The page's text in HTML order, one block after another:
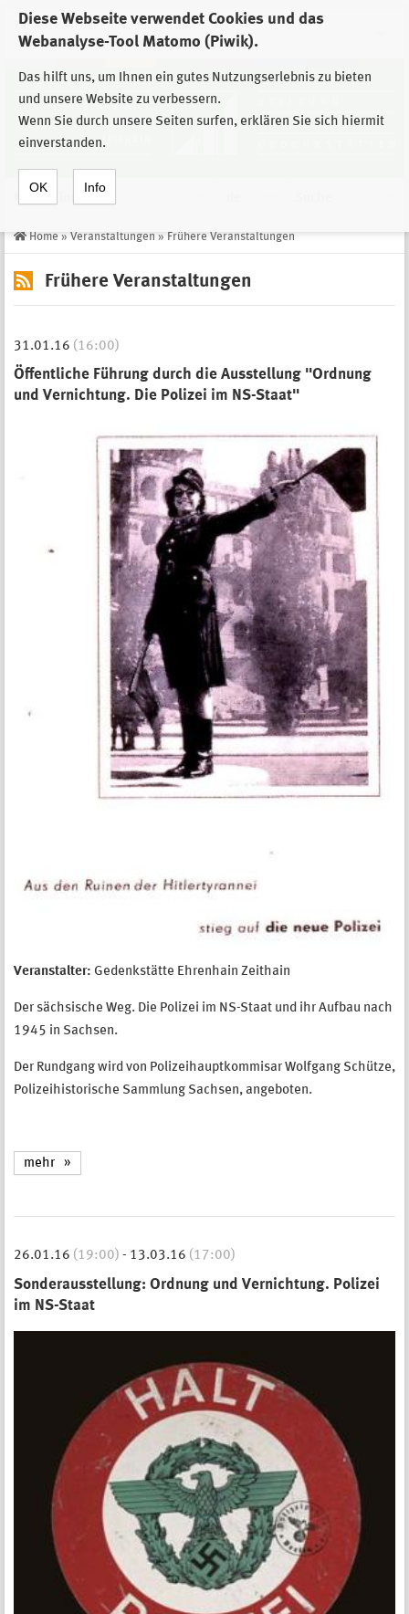
Diese Webseite verwendet Cookies und das
Webanalyse-Tool Matomo (Piwik).
Das hilft uns, um Ihnen ein gutes Nutzungserlebnis zu bieten
und unsere Website zu verbessern.
Wenn Sie durch unsere Seiten surfen, erklären Sie sich hiermit
einverstanden.
OK Info
Zur Auswahl der Einrichtungen der
Stiftung Sächsische Gedenkstätten
Home » Veranstaltungen » Frühere Veranstaltungen
Frühere Veranstaltungen
31.01.16 (16:00)
Öffentliche Führung durch die Ausstellung "Ordnung
und Vernichtung. Die Polizei im NS-Staat"
Veranstalter: Gedenkstätte Ehrenhain Zeithain
Der sächsische Weg. Die Polizei im NS-Staat und ihr Aufbau nach
1945 in Sachsen.
Der Rundgang wird von Polizeihauptkommisar Wolfgang Schütze,
Polizeihistorische Sammlung Sachsen, angeboten.
mehr
26.01.16 (19:00) - 13.03.16 (17:00)
Sonderausstellung: Ordnung und Vernichtung. Polizei
im NS-Staat